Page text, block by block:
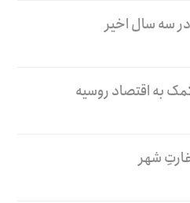
به اقتصاد روسیه
شهر